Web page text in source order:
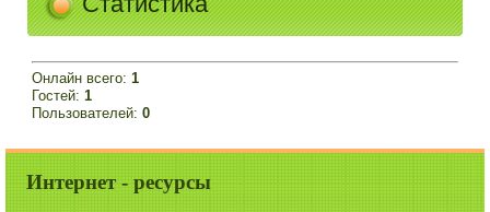
Онлайн всего:1
Гостей:1
Пользователей:0
Интернет - ресурсы